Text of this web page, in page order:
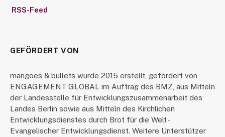
RSS-Feed
GEFÖRDERT VON
mangoes & bullets wurde 2015 erstellt, gefördert von
ENGAGEMENT GLOBAL im Auftrag des BMZ, aus Mitteln
der Landesstelle für Entwicklungszusammenarbeit des
Landes Berlin sowie aus Mitteln des Kirchlichen
Entwicklungsdienstes durch Brot für die Welt -
Evangelischer Entwicklungsdienst. Weitere Unterstützer